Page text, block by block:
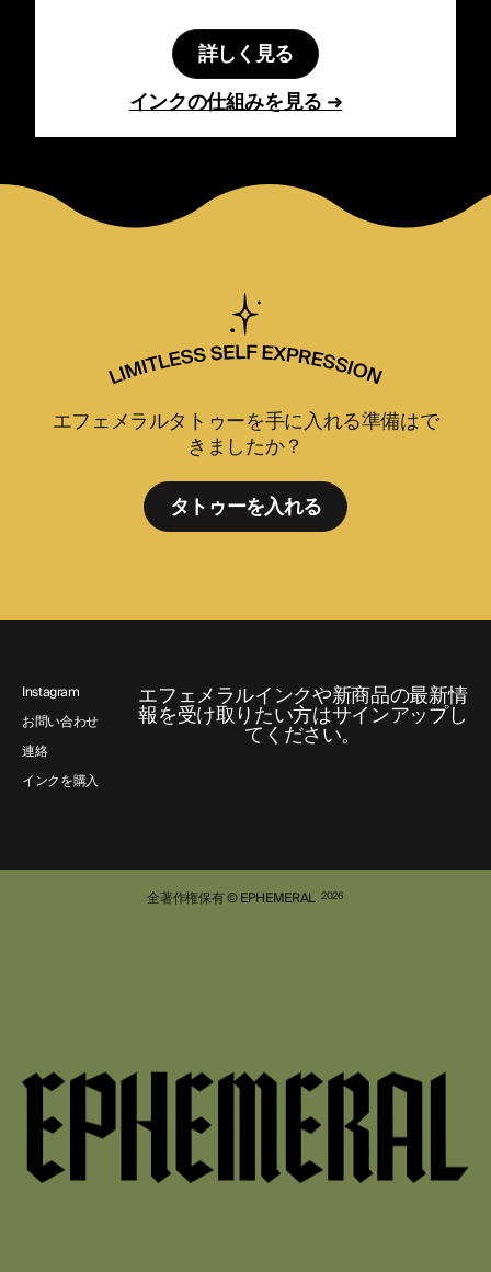
詳しく見る
インクの仕組みを見る
エフェメラルタトゥーを手に入れる準備はで
きましたか？
タトゥーを入れる
Instagram
お問い合わせ
連絡
インクを購入
エフェメラルインクや新商品の最新情
報を受け取りたい方はサインアップし
てください。
全著作権保有 © EPHEMERAL 2026